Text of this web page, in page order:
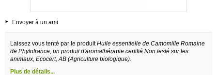
Envoyer à un ami
Laissez vous tenté par le produitHuile essentielle de Camomille Romaine
de Phytofrance, un produit d'aromathérapie certifié Non testé sur les
animaux, Ecocert, AB (Agriculture biologique).
Plus de détails...